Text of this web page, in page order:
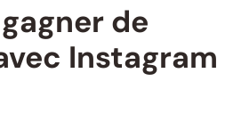
de
Instagram